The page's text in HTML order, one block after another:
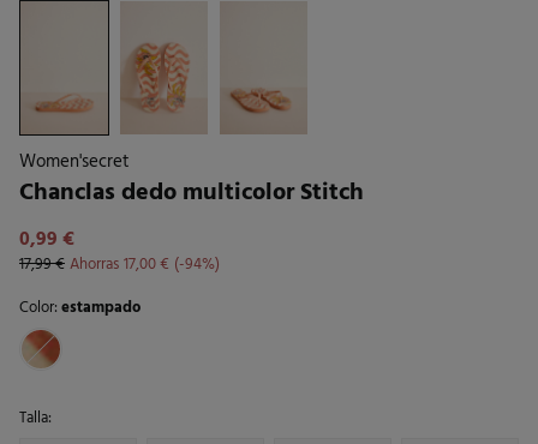
Women'secret
Chanclas dedo multicolor Stitch
0,99 €
17,99 €Ahorras17,00 €
94
Color:estampado
Talla: